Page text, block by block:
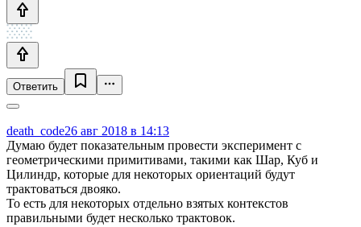
Ответить
death_code26 авг 2018 в 14:13
Думаю будет показательным провести эксперимент с
геометрическими примитивами, такими как Шар, Куб и
Цилиндр, которые для некоторых ориентаций будут
трактоваться двояко.
То есть для некоторых отдельно взятых контекстов
правильными будет несколько трактовок.